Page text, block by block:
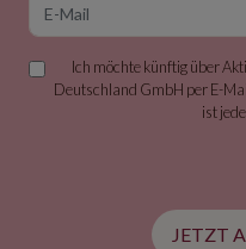
Ich möchte künftig über
Deutschland GmbH per E-
ist
JETZT